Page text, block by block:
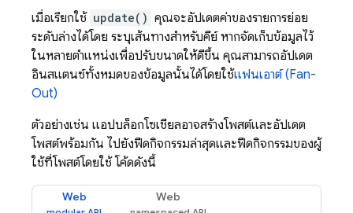
เมื่อเรียกใช้ update() คุณจะอัปเดตค่าของรายการย่อย
ระดับล่างได้โดย ระบุเส้นทางสำหรับคีย์ หากจัดเก็บข้อมูลไว้
ในหลายตำแหน่งเพื่อปรับขนาดให้ดีขึ้น คุณสามารถอัปเดต
อินสแตนซ์ทั้งหมดของข้อมูลนั้นได้โดยใช้แฟนเอาต์ (Fan-
Out)
ตัวอย่างเช่น แอปบล็อกโซเชียลอาจสร้างโพสต์และอัปเดต
โพสต์พร้อมกัน ไปยังฟีดกิจกรรมล่าสุดและฟีดกิจกรรมของผู้
ใช้ที่โพสต์โดยใช้ โค้ดดังนี้
Web Web